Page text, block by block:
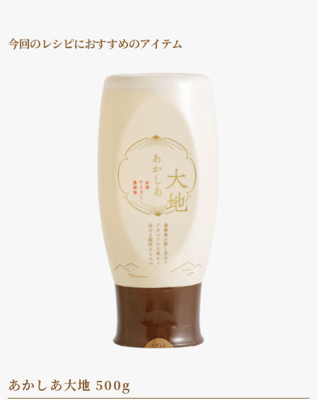
今回のレシピにおすすめのアイテム
あかしあ大地 500g